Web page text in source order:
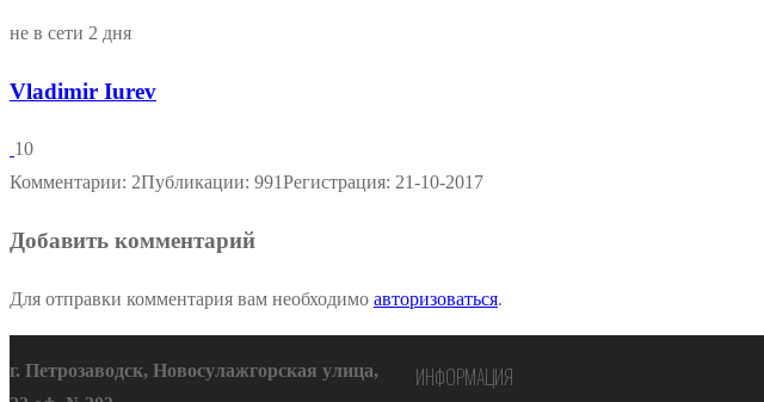
не в сети 2 дня
Vladimir Iurev
10
Комментарии: 2Публикации: 991Регистрация: 21-10-2017
Добавить комментарий
Для отправки комментария вам необходимо авторизоваться.
г. Петрозаводск, Новосулажгорская улица,
ИНФОРМАЦИЯ